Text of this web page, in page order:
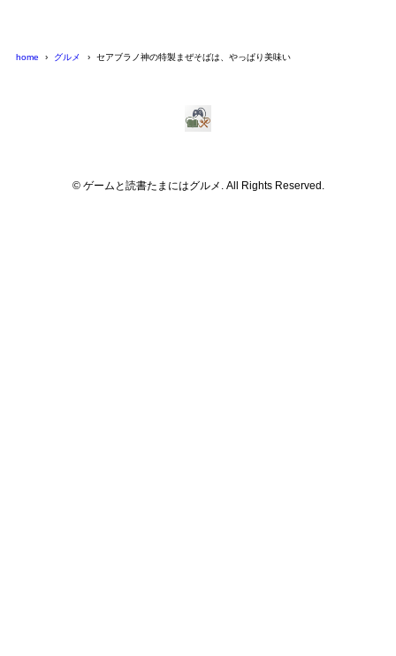
home グルメ セアブラノ神の特製まぜそばは、やっぱり美味い
© ゲームと読書たまにはグルメ. All Rights Reserved.